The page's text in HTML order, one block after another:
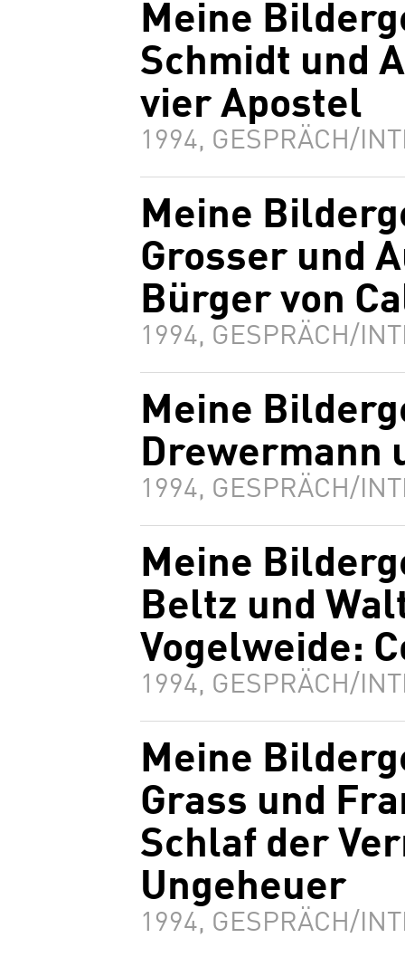
Meine
Schmidt und
vier Apostel
1994, GESPRÄCH/
Meine
Grosser und
Bürger von
1994, GESPRÄCH/
Meine
Drewermann
1994, GESPRÄCH/
Meine
Beltz und
Vogelweide:
1994, GESPRÄCH/
Meine
Grass und
Schlaf der
Ungeheuer
1994, GESPRÄCH/